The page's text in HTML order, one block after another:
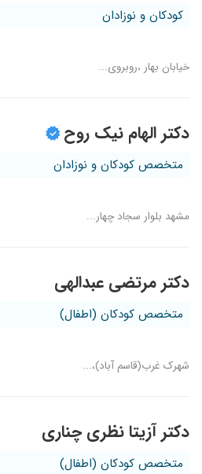
کودکان و نوزادان
خیابان بهار ،روبروی...
دکتر الهام نیک روح
متخصص کودکان و نوزادان
مشهد بلوار سجاد چهار...
دکتر مرتضی عبدالهی
متخصص کودکان (اطفال)
شهرک غرب(قاسم آباد)،...
دکتر آزیتا نظری چناری
متخصص کودکان (اطفال)